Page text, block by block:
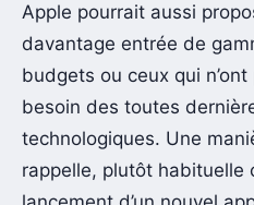
Apple pourrait aussi
davantage entrée de
budgets ou ceux qui
besoin des toutes
technologiques. Une
rappelle, plutôt habituelle